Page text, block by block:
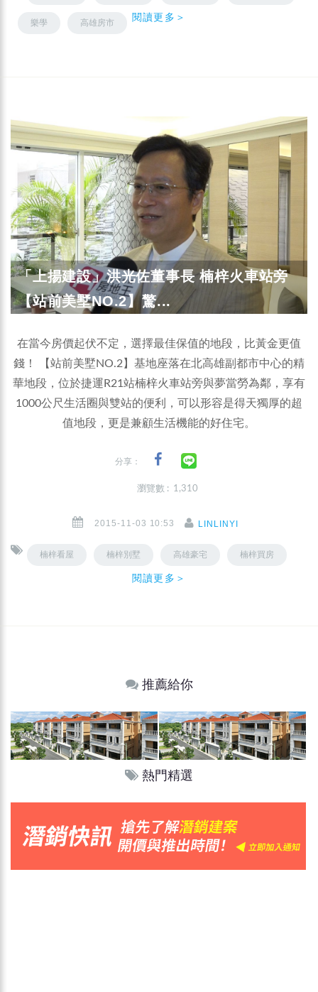
樂學 高雄房市 閱讀更多＞
「上揚建設」洪光佐董事長 楠梓火車站旁
【站前美墅NO.2】驚...
在當今房價起伏不定，選擇最佳保值的地段，比黃金更值
錢！ 【站前美墅NO.2】基地座落在北高雄副都市中心的精
華地段，位於捷運R21站楠梓火車站旁與夢當勞為鄰，享有
1000公尺生活圈與雙站的便利，可以形容是得天獨厚的超
值地段，更是兼顧生活機能的好住宅。
分享：
瀏覽數 : 1,310
2015-11-03 10:53 LINLINYI
楠梓看屋 楠梓別墅 高雄豪宅 楠梓買房
閱讀更多＞
推薦給你
熱門精選